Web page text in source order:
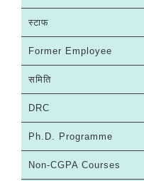
स्टाफ
Former Employee
समिति
DRC
Ph.D. Programme
Non-CGPA Courses